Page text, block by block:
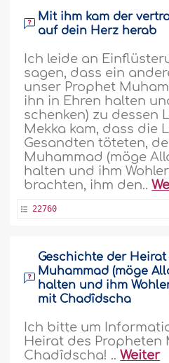
Mit ihm kam der
auf dein Herz herab
Ich leide an
sagen, dass ein
unser Prophet
ihn in Ehren halten
schenken) zu dessen
Mekka kam, dass die
Gesandten töteten,
Muhammad (möge
halten und ihm
brachten, ihm den..
22760
Geschichte der
Muhammad (möge
halten und ihm
mit Chadîdscha
Ich bitte um
Heirat des Propheten
Chadîdscha! ..Weiter